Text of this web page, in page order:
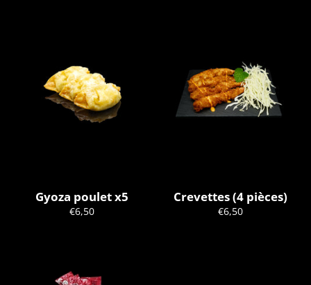
Gyoza poulet x5
Prix
€6,50
Crevettes (4 pièces)
Prix
€6,50